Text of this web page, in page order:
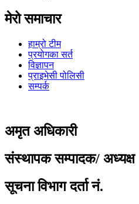
मेरो समाचार
हाम्रो टीम
प्रयोगका सर्त
विज्ञापन
प्राइभेसी पोलिसी
सम्पर्क
अमृत ​​अधिकारी
संस्थापक सम्पादक/ अध्यक्ष
सूचना विभाग दर्ता नं.